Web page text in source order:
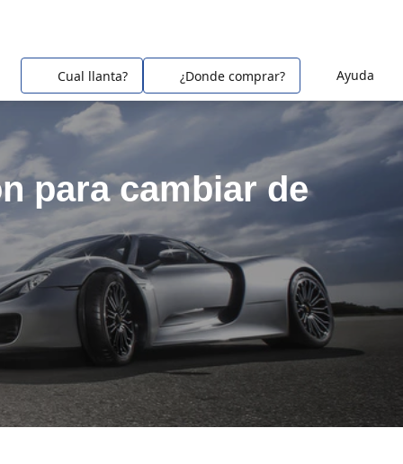
Ayuda
Cual llanta? ¿Donde comprar?
para cambiar de